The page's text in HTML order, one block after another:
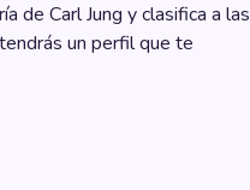
de Carl Jung y clasifica a las
un perfil que te